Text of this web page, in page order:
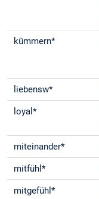
kümmern*
liebensw*
loyal*
miteinander*
mitfühl*
mitgefühl*